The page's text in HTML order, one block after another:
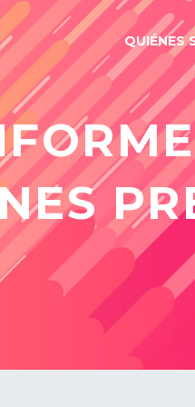
QUIÉNES